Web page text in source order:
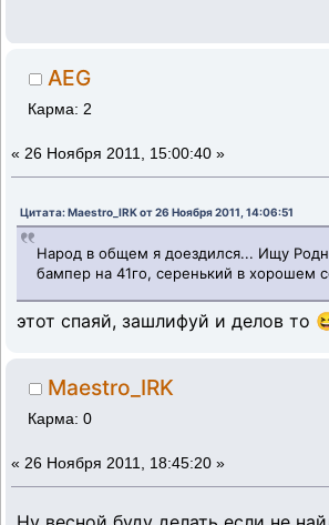
AEG
Карма: 2
« 26 Ноября 2011, 15:00:40 »
Цитата: Maestro_IRK от 26 Ноября 2011, 14:06:51
Народ в общем я доездился... Ищу
бампер на 41го, серенький в хорошем
этот спаяй, зашлифуй и делов то
Maestro_IRK
Карма: 0
« 26 Ноября 2011, 18:45:20 »